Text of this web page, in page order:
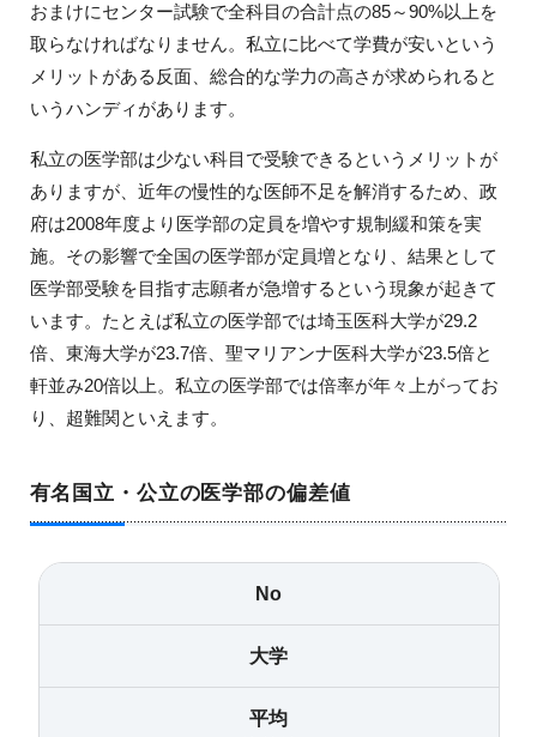
おまけにセンター試験で全科目の合計点の85～90%以上を
取らなければなりません。私立に比べて学費が安いという
メリットがある反面、総合的な学力の高さが求められると
いうハンディがあります。
私立の医学部は少ない科目で受験できるというメリットが
ありますが、近年の慢性的な医師不足を解消するため、政
府は2008年度より医学部の定員を増やす規制緩和策を実
施。その影響で全国の医学部が定員増となり、結果として
医学部受験を目指す志願者が急増するという現象が起きて
います。たとえば私立の医学部では埼玉医科大学が29.2
倍、東海大学が23.7倍、聖マリアンナ医科大学が23.5倍と
軒並み20倍以上。私立の医学部では倍率が年々上がってお
り、超難関といえます。
有名国立・公立の医学部の偏差値
No
大学
平均